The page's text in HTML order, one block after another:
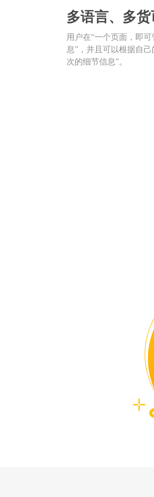
多语言、多
用户在“一个页面，即
息”，并且可以根据自
次的细节信息”。